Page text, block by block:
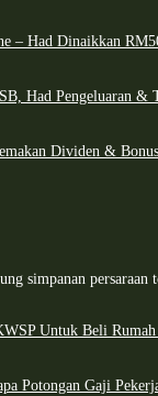
– Had Dinaikkan
Had Pengeluaran &
Dividen &
simpanan persaraan
Untuk Beli
Potongan Gaji